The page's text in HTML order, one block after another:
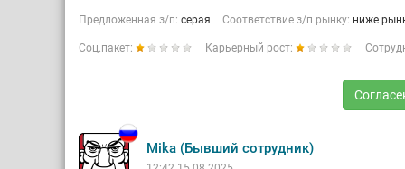
Предложенная з/п: серая Соответствие з/п рынку: ниже
Соц.пакет: Карьерный рост:
Mika (Бывший сотрудник)